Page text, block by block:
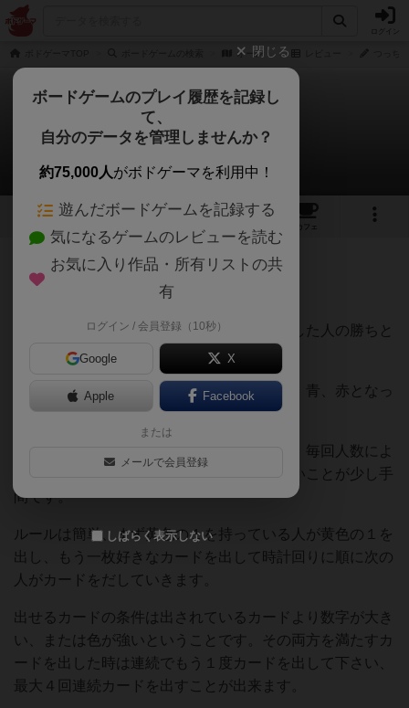
オーレ！
オーレ！
つっちーさんのレビュー
4 4
カフェ
152名 1名 0 約5年前
オーレ！は、配られた手札を一番早くなくした人の勝ちと
いうゲームです。
４色のカードがあり最初は弱い順に黄、緑、青、赤となっ
ています。
使う数字については人数によって違います、毎回人数によ
って使わないカードをはずさないといけないことが少し手
間です。
ルールは簡単、まず黄色の１を持っている人が黄色の１を
出し、もう一枚好きなカードを出して時計回りに順に次の
人がカードをだしていきます。
出せるカードの条件は出されているカードより数字が大き
い、または色が強いということです。その両方を満たすカ
ードを出した時は連続でもう１度カードを出して下さい、
最大４回連続カードを出すことが出来ます。
閉じる
ボードゲームのプレイ履歴を記録し
て、
自分のデータを管理しませんか？
約75,000人がボドゲーマを利用中！
遊んだボードゲームを記録する
気になるゲームのレビューを読む
お気に入り作品・所有リストの共
有
ログイン / 会員登録（10秒）
Google X
Apple Facebook
または
メールで会員登録
しばらく表示しない